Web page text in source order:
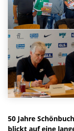
50 Jahre
blickt auf eine